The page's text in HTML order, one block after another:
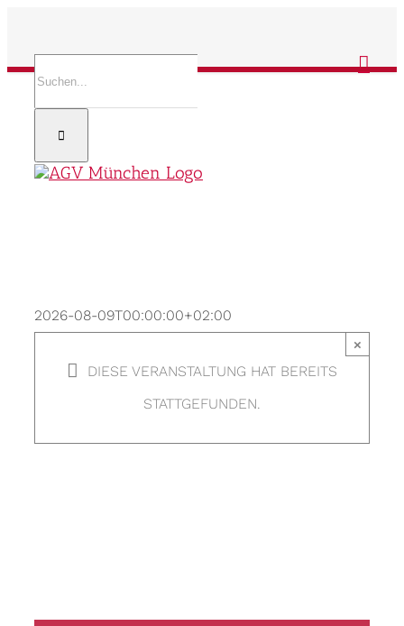
Inhalt
springen
Suche
2026-08-09T00:00:00+02:00
×
DIESE VERANSTALTUNG HAT BEREITS
STATTGEFUNDEN.